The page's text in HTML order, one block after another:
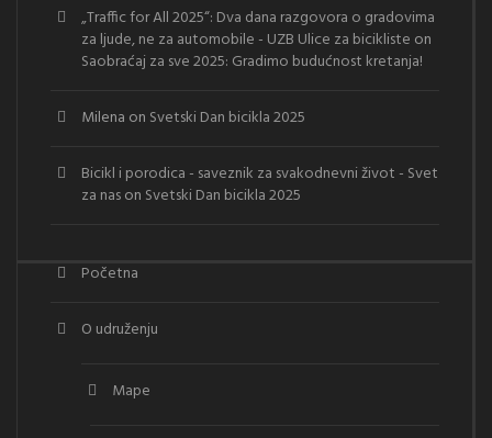
„Traffic for All 2025“: Dva dana razgovora o gradovima
za ljude, ne za automobile - UZB Ulice za bicikliste on
Saobraćaj za sve 2025: Gradimo budućnost kretanja!
Milena on Svetski Dan bicikla 2025
Bicikl i porodica - saveznik za svakodnevni život - Svet
za nason Svetski Dan bicikla 2025
Početna
O udruženju
Mape